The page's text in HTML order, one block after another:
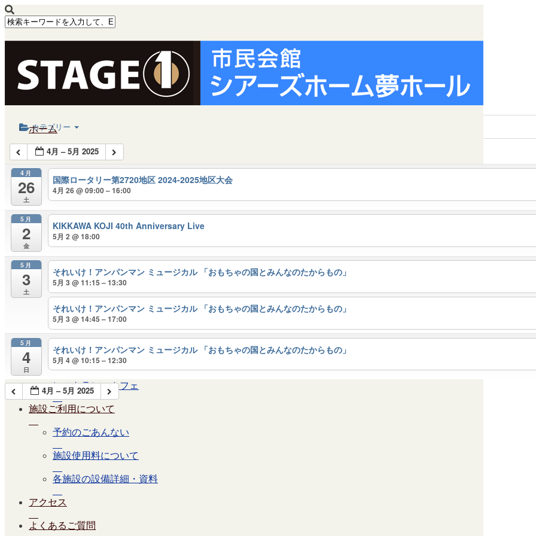
ホーム
公演・イベント案内
大ホール スケジュール
大会議室 スケジュール
チケットガイド
施設案内
大ホール
ステージビュー
大会議室（小ホール）
中小会議室
展示ロビー
レストラン・カフェ
施設ご利用について
予約のごあんない
施設使用料について
各施設の設備詳細・資料
アクセス
よくあるご質問
Calendar
カテゴリー
4月 – 5月 2025
4月
26
土
国際ロータリー第2720地区 2024-2025地区大会
4月 26 @ 09:00 – 16:00
5月
2
金
KIKKAWA KOJI 40th Anniversary Live
5月 2 @ 18:00
5月
3
土
それいけ！アンパンマン ミュージカル 「おもちゃの国とみんなのたからもの」
5月 3 @ 11:15 – 13:30
それいけ！アンパンマン ミュージカル 「おもちゃの国とみんなのたからもの」
5月 3 @ 14:45 – 17:00
5月
4
日
それいけ！アンパンマン ミュージカル 「おもちゃの国とみんなのたからもの」
5月 4 @ 10:15 – 12:30
4月 – 5月 2025
休館日
水
1
2